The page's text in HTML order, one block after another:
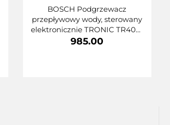
BOSCH Podgrzewacz
przepływowy wody, sterowany
elektronicznie TRONIC TR4001
21/24/27kW 7736506135
985.00